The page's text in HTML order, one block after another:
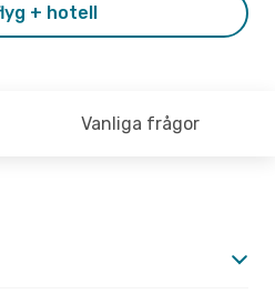
+ hotell
Vanliga frågor